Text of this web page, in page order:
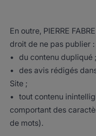
En outre, PIERRE
droit de ne pas publier :
• du contenu dupliqué ;
• des avis rédigés
Site ;
• tout contenu
comportant des
de mots).